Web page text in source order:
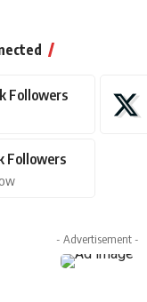
Followers
Followers
- Advertisement -